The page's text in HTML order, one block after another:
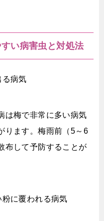
い病害虫と対処法
病気
は梅で非常に多い病気
ります。梅雨前（5～6
布して予防することが
に覆われる病気